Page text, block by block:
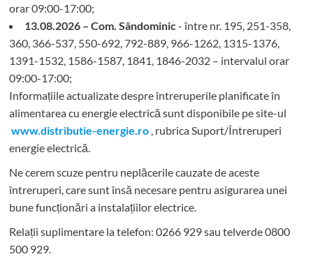
orar 09:00-17:00;
13.08.2026 – Com. Sândominic - între nr. 195, 251-358,
360, 366-537, 550-692, 792-889, 966-1262, 1315-1376,
1391-1532, 1586-1587, 1841, 1846-2032 – intervalul orar
09:00-17:00;
Informațiile actualizate despre întreruperile planificate în
alimentarea cu energie electrică sunt disponibile pe site-ul
www.distributie-energie.ro , rubrica Suport/Întreruperi
energie electrică.
Ne cerem scuze pentru neplăcerile cauzate de aceste
întreruperi, care sunt însă necesare pentru asigurarea unei
bune funcționări a instalațiilor electrice.
Relații suplimentare la telefon: 0266 929 sau telverde 0800
500 929.